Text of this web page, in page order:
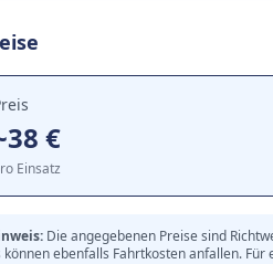
Unterstützung
und Begleitung zu
zu Freizeitaktivitäten
leichte
der offiziellen Anerkennung
direkt mit
€
Einsatz
Die angegebenen Preise sind
können ebenfalls Fahrtkosten anfallen.